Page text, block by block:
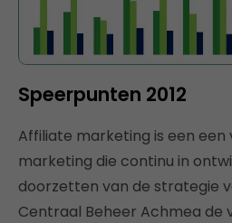
Speerpunten 2012
Affiliate marketing is een een
marketing die continu in
doorzetten van de strategie
Centraal Beheer Achmea de